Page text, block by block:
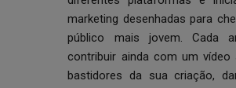
marketing desenhadas para
público mais jovem. Cada
contribuir ainda com um vídeo
bastidores da sua criação,